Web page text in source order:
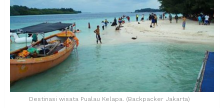
Destinasi wisata Pualau Kelapa. (Backpacker Jakarta)